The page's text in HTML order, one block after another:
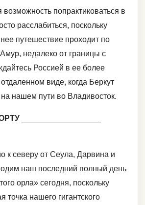
возможность попрактиковаться в
расслабиться, поскольку
путешествие проходит по
недалеко от границы с
Россией в ее более
виде, когда Беркут
нашем пути во Владивосток.
к северу от Сеула, Дарвина и
наш последний полный день
орла» сегодня, поскольку
точка нашего гигантского